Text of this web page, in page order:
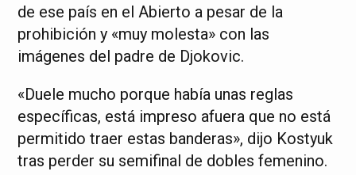
de ese país en el Abierto a pesar de la
prohibición y «muy molesta» con las
imágenes del padre de Djokovic.
«Duele mucho porque había unas reglas
específicas, está impreso afuera que no está
permitido traer estas banderas», dijo Kostyuk
tras perder su semifinal de dobles femenino.